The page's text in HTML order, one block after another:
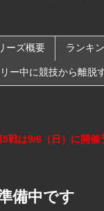
ーズ概要 ランキ
ー中に競技から離脱
戦は9/6（日）に開催
備中です